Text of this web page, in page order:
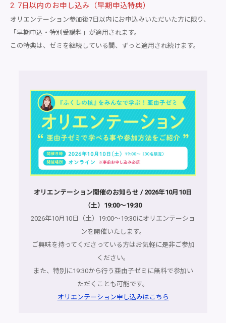
2. 7日以内のお申し込み（早期申込特典）
オリエンテーション参加後7日以内にお申込みいただいた方に限り、
「早期申込・特別受講料」が適用されます。
この特典は、ゼミを継続している間、ずっと適用され続けます。
オリエンテーション開催のお知らせ / 2026年10月10日
（土）19:00～19:30
2026年10月10日（土）19:00～19:30にオリエンテーショ
ンを開催いたします。
ご興味を持ってくださっている方はお気軽に是非ご参加
ください。
また、特別に19:30から行う亜由子ゼミに無料で参加い
ただくことも可能です。
オリエンテーション申し込みはこちら